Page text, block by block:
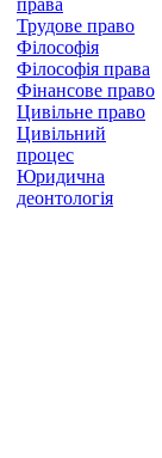
права
Трудове право
Філософія
Філософія права
Фінансове право
Цивільне право
Цивільний
процес
Юридична
деонтологія